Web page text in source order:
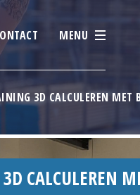
MENU
3D CALCULEREN MET
CALCULEREN